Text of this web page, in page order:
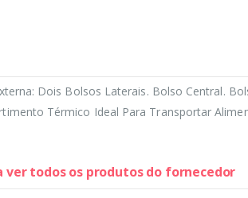
Dois Bolsos Laterais. Bolso Central.
Térmico Ideal Para Transportar
ver todos os produtos do fornecedor